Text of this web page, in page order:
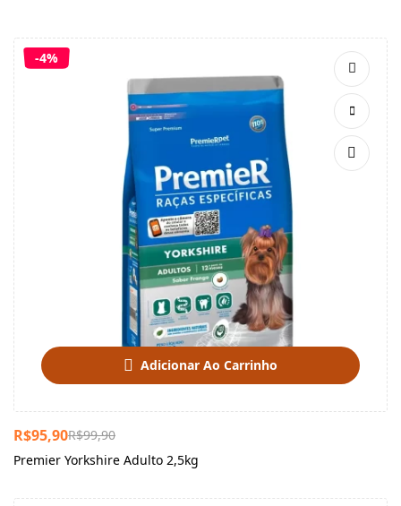
-4%
Adicionar Ao Carrinho
R$99,90
R$95,90
Premier Yorkshire Adulto 2,5kg